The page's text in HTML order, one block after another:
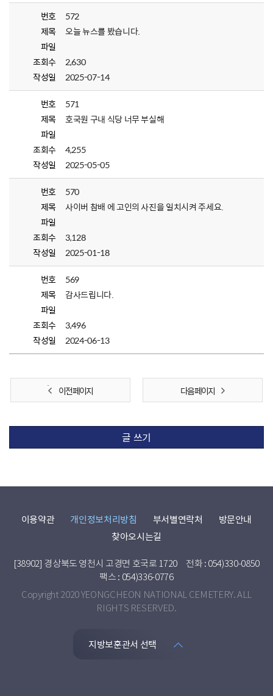
번호
572
제목
오늘 뉴스를 봤습니다.
파일
조회수
2,630
작성일
2025-07-14
번호
571
제목
호국원 구내 식당 너무 부실해
파일
조회수
4,255
작성일
2025-05-05
번호
570
제목
사이버 참배 에 고인의 사진을 일치시켜 주세요.
파일
조회수
3,128
작성일
2025-01-18
번호
569
제목
감사드립니다.
파일
조회수
3,496
작성일
2024-06-13
이전 페이지 다음 페이지
글 쓰기
이용약관 개인정보처리방침 부서별연락처
방문안내
찾아오시는길
[38902] 경상북도 영천시 고경면 호국로 1720
전화 : 054)330-0850
팩스 : 054)336-0776
Copyright 2020 YEONGCHEON NATIONAL CEMETERY. ALL
RIGHTS RESERVED.
지방보훈관서 선택